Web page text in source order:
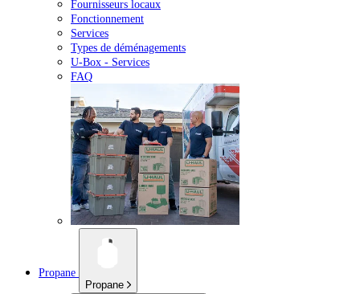
Fournisseurs locaux
Fonctionnement
Services
Types de déménagements
U-Box - Services
FAQ
Propane
Propane